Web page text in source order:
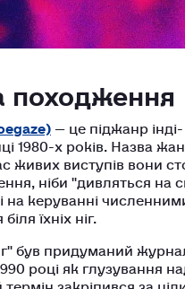
походження
— це піджанр
1980-х років. Назва
живих виступів вони
ніби "дивляться на
керуванні
їхніх ніг.
був придуманий
році як глузування
закріпився за